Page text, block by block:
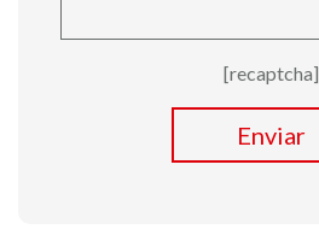
[recaptcha]
Enviar